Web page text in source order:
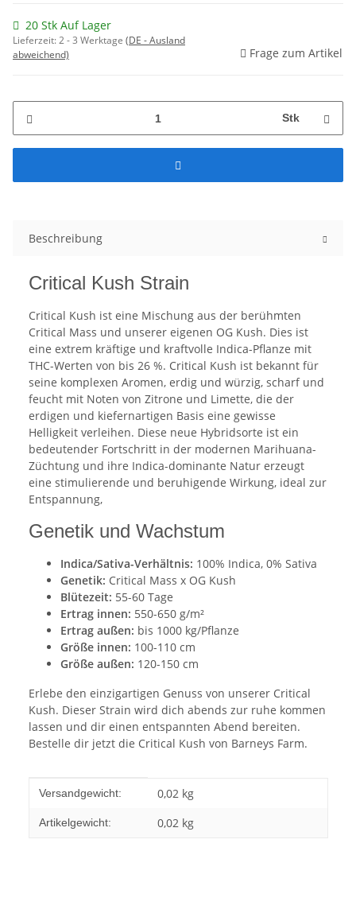
20 Stk Auf Lager
Lieferzeit:2 - 3 Werktage (DE - Ausland
abweichend)
Frage zum Artikel
Stk
Beschreibung
Critical Kush Strain
Critical Kush ist eine Mischung aus der berühmten
Critical Mass und unserer eigenen OG Kush. Dies ist
eine extrem kräftige und kraftvolle Indica-Pflanze mit
THC-Werten von bis 26 %. Critical Kush ist bekannt für
seine komplexen Aromen, erdig und würzig, scharf und
feucht mit Noten von Zitrone und Limette, die der
erdigen und kiefernartigen Basis eine gewisse
Helligkeit verleihen. Diese neue Hybridsorte ist ein
bedeutender Fortschritt in der modernen Marihuana-
Züchtung und ihre Indica-dominante Natur erzeugt
eine stimulierende und beruhigende Wirkung, ideal zur
Entspannung,
Genetik und Wachstum
Indica/Sativa-Verhältnis: 100% Indica, 0% Sativa
Genetik: Critical Mass x OG Kush
Blütezeit: 55-60 Tage
Ertrag innen: 550-650 g/m²
Ertrag außen: bis 1000 kg/Pflanze
Größe innen: 100-110 cm
Größe außen: 120-150 cm
Erlebe den einzigartigen Genuss von unserer Critical
Kush. Dieser Strain wird dich abends zur ruhe kommen
lassen und dir einen entspannten Abend bereiten.
Bestelle dir jetzt die Critical Kush von Barneys Farm.
Produkteigenschaft
Wert
Versandgewicht: 0,02 kg
Artikelgewicht: 0,02 kg